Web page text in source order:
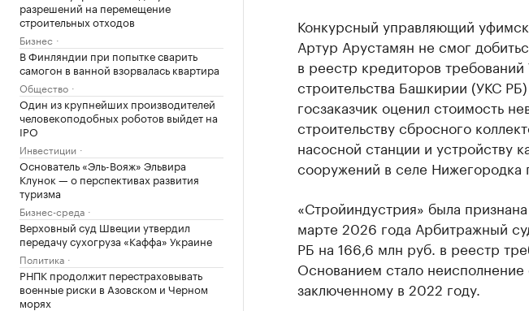
разрешений на перемещение
строительных отходов
Бизнес
В Финляндии при попытке сварить
самогон в ванной взорвалась квартира
Общество
Один из крупнейших производителей
человекоподобных роботов выйдет на
IPO
Инвестиции
Основатель «Эль-Вояж» Эльвира
Клунок — о перспективах развития
туризма
Бизнес-среда
Верховный суд Швеции утвердил
передачу сухогруза «Каффа» Украине
Политика
РНПК продолжит перестраховывать
военные риски в Азовском и Черном
морях
Конкурсный управляющий
Артур Арустамян не смог
в реестр кредиторов требований
строительства Башкирии (УКС
госзаказчик оценил стоимость
строительству сбросного
насосной станции и устройству
сооружений в селе Нижегородка
«Стройиндустрия» была
марте 2026 года Арбитражный
РБ на 166,6 млн руб. в реестр
Основанием стало неисполнение
заключенному в 2022 году.